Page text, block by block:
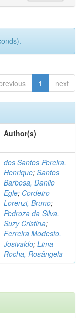
1 next
Author(s)
dos Santos Pereira,
Henrique; Santos
Barbosa, Danilo
Egle; Cordeiro
Lorenzi, Bruno;
Pedroza da Silva,
Suzy Cristina;
Ferreira Modesto,
Josivaldo; Lima
Rocha, Rosângela